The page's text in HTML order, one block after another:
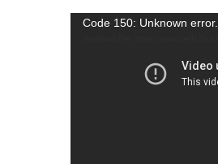
Video
Code 150: Unknown error.